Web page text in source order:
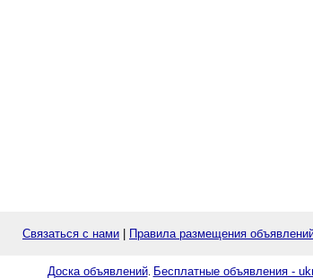
Связаться с нами Правила размещения
Доска объявлений. Бесплатные объявления -